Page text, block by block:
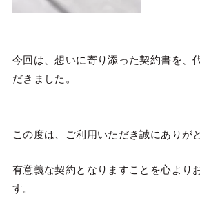
今回は、想いに寄り添った契約書を、
だきました。
この度は、ご利用いただき誠にありが
有意義な契約となりますことを心より
す。